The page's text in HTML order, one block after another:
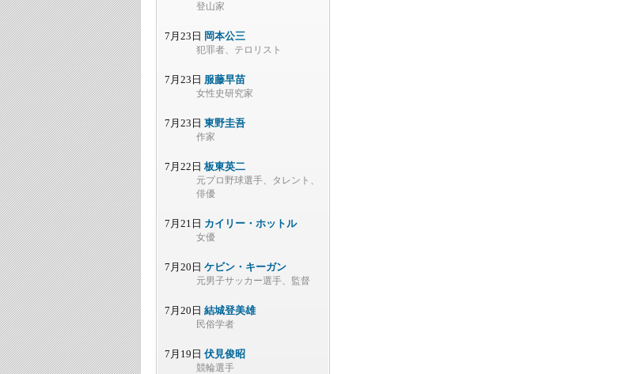
登山家
7月23日 岡本公三
犯罪者、テロリスト
7月23日 服藤早苗
女性史研究家
7月23日 東野圭吾
作家
7月22日 板東英二
元プロ野球選手、タレント、
俳優
7月21日 カイリー・ホットル
女優
7月20日 ケビン・キーガン
元男子サッカー選手、監督
7月20日 結城登美雄
民俗学者
7月19日 伏見俊昭
競輪選手